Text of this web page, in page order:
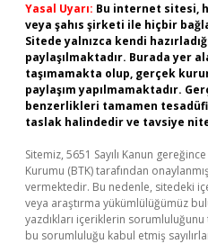
Yasal Uyarı: Bu internet sitesi,
veya şahıs şirketi ile hiçbir
Sitede yalnızca kendi
paylaşılmaktadır. Burada yer
taşımamakta olup, gerçek
paylaşım yapılmamaktadır.
benzerlikleri tamamen
taslak halindedir ve tavsiye
Sitemiz, 5651 Sayılı Kanun
Kurumu (BTK) tarafından
vermektedir. Bu nedenle, sitedeki
veya araştırma yükümlülüğümüz
yazdıkları içeriklerin
bu sorumluluğu kabul etmiş